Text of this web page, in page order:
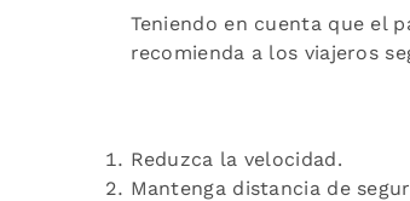
Teniendo en cuenta que el
recomienda a los viajeros
Reduzca la velocidad.
Mantenga distancia de